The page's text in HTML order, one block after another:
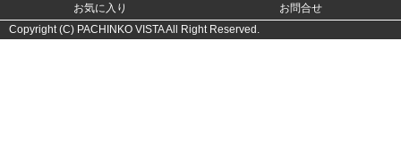
お気に入り
お問合せ
Copyright (C) PACHINKO VISTA All Right Reserved.